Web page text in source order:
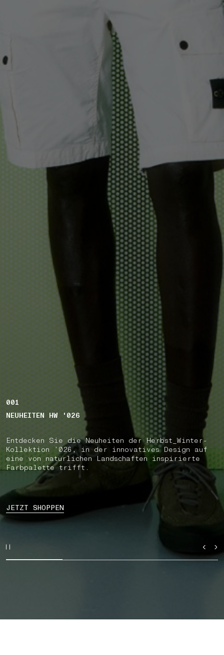
001
NEUHEITEN HW '026
Entdecken Sie die Neuheiten der Herbst_Winter-
Kollektion ’026, in der innovatives Design auf
eine von natürlichen Landschaften inspirierte
Farbpalette trifft.
JETZT SHOPPEN